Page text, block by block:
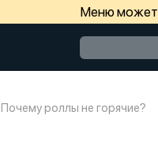
Меню может
Почему роллы не горячие?